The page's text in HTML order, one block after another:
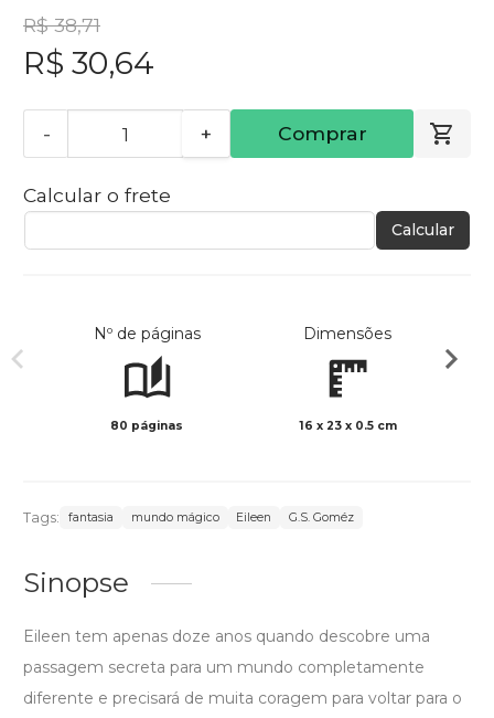
R$ 38,71
R$ 30,64
- + Comprar
Calcular o frete
Calcular
Nº de páginas
80 páginas
Dimensões
16 x 23 x 0.5 cm
Tags: fantasia mundo mágico Eileen G.S. Goméz
Sinopse
Eileen tem apenas doze anos quando descobre uma
passagem secreta para um mundo completamente
diferente e precisará de muita coragem para voltar para o